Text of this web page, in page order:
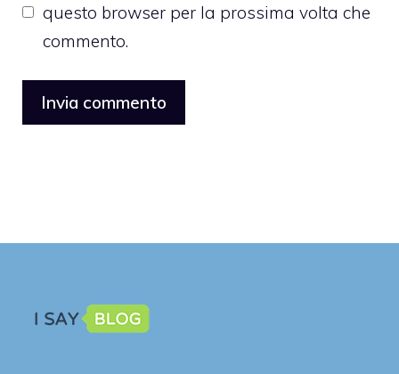
questo browser per la prossima volta che
commento.